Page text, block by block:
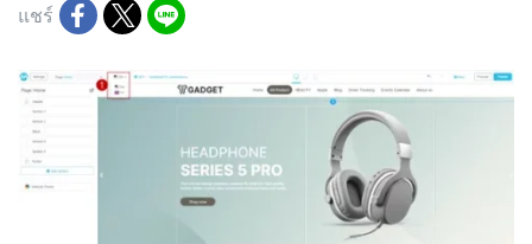
แชร์